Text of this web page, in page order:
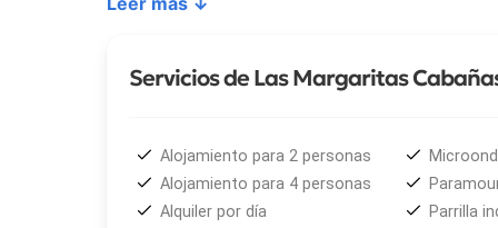
totalmente equipada con microondas, heladera,
• Cabañas totalmente equipadas en Ushuaia
Entre los servicios destacados se encuentran el
complejo y el estacionamiento privado. Estos
práctica dentro de la oferta de alojamiento
Servicios de Las Margaritas
Alojamiento para 2 personas
Alojamiento para 4 personas
Alquiler por día
Parrilla